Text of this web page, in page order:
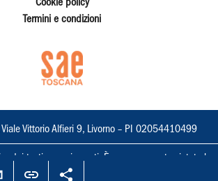
Cookie policy
Termini e condizioni
Viale Vittorio Alfieri 9, Livorno – PI 02054410499
dei testi sono riservati. È espressamente vietata la
qualsiasi mezzo e l'adattamento totale o parziale.